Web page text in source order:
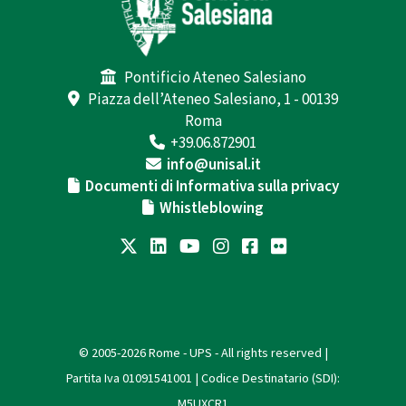
Pontificio Ateneo Salesiano
Piazza dell’Ateneo Salesiano, 1 - 00139
Roma
+39.06.872901
info@unisal.it
Documenti di Informativa sulla privacy
Whistleblowing
© 2005-2026 Rome - UPS - All rights reserved |
Partita Iva 01091541001 | Codice Destinatario (SDI):